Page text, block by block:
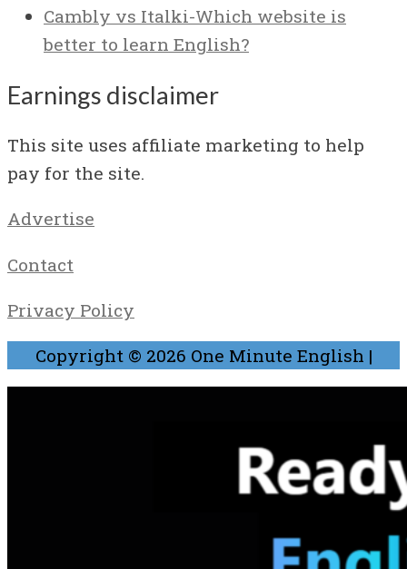
Cambly vs Italki-Which website is
better to learn English?
Earnings disclaimer
This site uses affiliate marketing to help
pay for the site.
Advertise
Contact
Privacy Policy
Copyright © 2026 One Minute English |